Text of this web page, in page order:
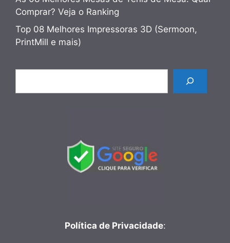
Comprar? Veja o Ranking
Top 08 Melhores Impressoras 3D (Sermoon,
PrintMill e mais)
Política de Privacidade: